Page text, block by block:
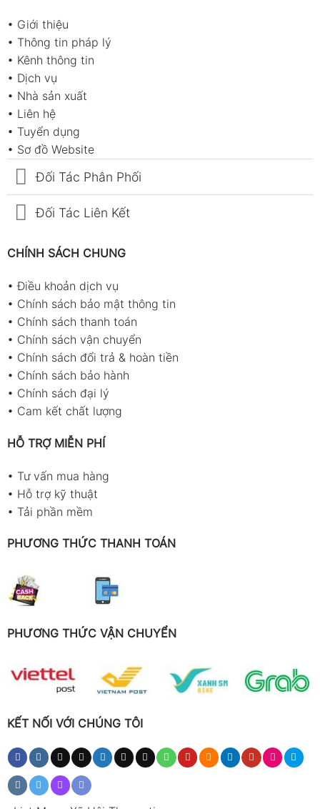
• Giới thiệu
• Thông tin pháp lý
• Kênh thông tin
• Dịch vụ
• Nhà sản xuất
• Liên hệ
• Tuyển dụng
• Sơ đồ Website
Đối Tác Phân Phối
Đối Tác Liên Kết
CHÍNH SÁCH CHUNG
•Điều khoản dịch vụ
• Chính sách bảo mật thông tin
• Chính sách thanh toán
• Chính sách vận chuyển
• Chính sách đổi trả & hoàn tiền
• Chính sách bảo hành
• Chính sách đại lý
• Cam kết chất lượng
HỖ TRỢ MIỄN PHÍ
• Tư vấn mua hàng
• Hỗ trợ kỹ thuật
• Tải phần mềm
PHƯƠNG THỨC THANH TOÁN
PHƯƠNG THỨC VẬN CHUYỂN
KẾT NỐI VỚI CHÚNG TÔI